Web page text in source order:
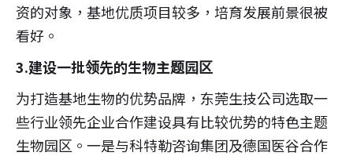
资的对象，基地优质项目较多，培育发展前景很被
看好。
3.建设一批领先的生物主题园区
为打造基地生物的优势品牌，东莞生技公司选取一
些行业领先企业合作建设具有比较优势的特色主题
生物园区。一是与科特勒咨询集团及德国医谷合作